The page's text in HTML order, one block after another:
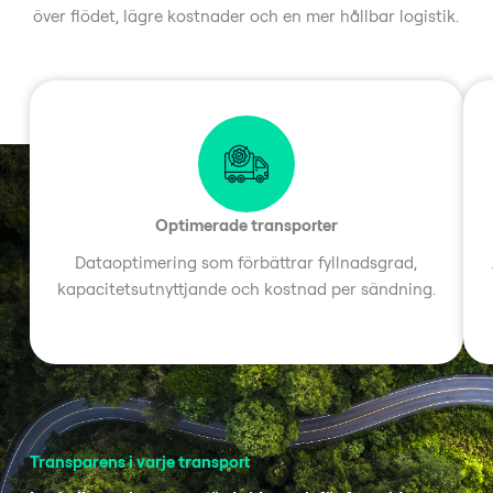
över flödet, lägre kostnader och en mer hållbar logistik.
Optimerade transporter
Dataoptimering som förbättrar fyllnadsgrad,
kapacitetsutnyttjande och kostnad per sändning.
Transparens i varje transport